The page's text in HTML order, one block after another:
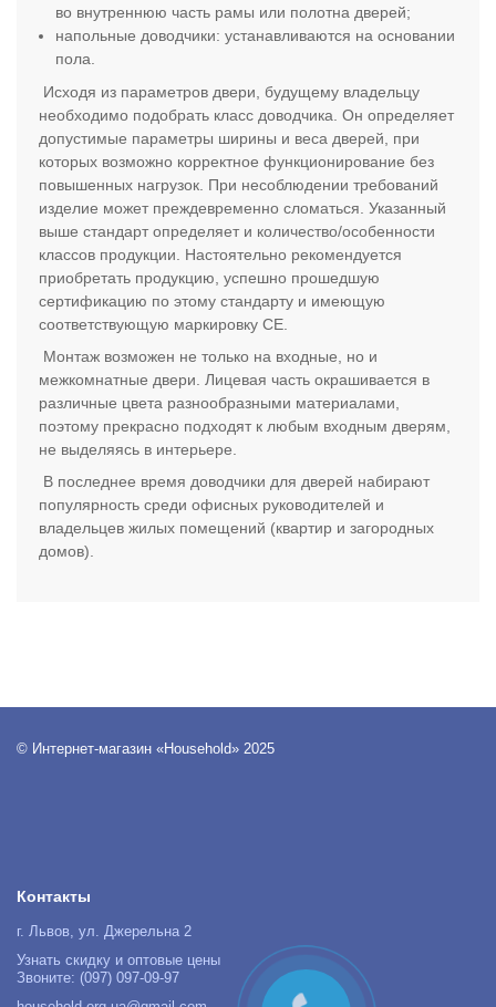
во внутреннюю часть рамы или полотна дверей;
напольные доводчики: устанавливаются на основании
пола.
Исходя из параметров двери, будущему владельцу
необходимо подобрать класс доводчика. Он определяет
допустимые параметры ширины и веса дверей, при
которых возможно корректное функционирование без
повышенных нагрузок. При несоблюдении требований
изделие может преждевременно сломаться. Указанный
выше стандарт определяет и количество/особенности
классов продукции. Настоятельно рекомендуется
приобретать продукцию, успешно прошедшую
сертификацию по этому стандарту и имеющую
соответствующую маркировку СЕ.
Монтаж возможен не только на входные, но и
межкомнатные двери. Лицевая часть окрашивается в
различные цвета разнообразными материалами,
поэтому прекрасно подходят к любым входным дверям,
не выделяясь в интерьере.
В последнее время доводчики для дверей набирают
популярность среди офисных руководителей и
владельцев жилых помещений (квартир и загородных
домов).
© Интернет-магазин «Household» 2025
Контакты
г. Львов, ул. Джерельна 2
Узнать скидку и оптовые цены
Звоните: (097) 097-09-97